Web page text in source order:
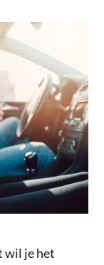
wil je het